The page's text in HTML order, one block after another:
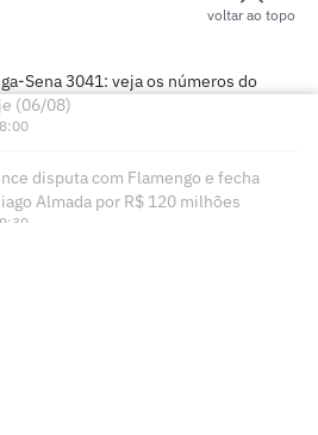
voltar ao topo
Sena 3041: veja os números do
(06/08)
disputa com Flamengo e fecha
Almada por R$ 120 milhões